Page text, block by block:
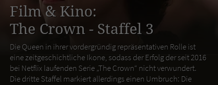
Film & Kino:
The Crown - Staffel 3
Die Queen in ihrer vordergründig repräsentativen Rolle ist
eine zeitgeschichtliche Ikone, sodass der Erfolg der seit 2016
bei Netflix laufenden Serie „The Crown“ nicht verwundert.
Die dritte Staffel markiert allerdings einen Umbruch: Die